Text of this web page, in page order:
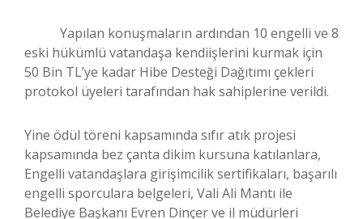
Yapılan konuşmaların ardından 10 engelli ve 8
eski hükümlü vatandaşa kendiişlerini kurmak için
50 Bin TL’ye kadar Hibe Desteği Dağıtımı çekleri
protokol üyeleri tarafından hak sahiplerine verildi.
Yine ödül töreni kapsamında sıfır atık projesi
kapsamında bez çanta dikim kursuna katılanlara,
Engelli vatandaşlara girişimcilik sertifikaları, başarılı
engelli sporculara belgeleri, Vali Ali Mantı ile
Belediye Başkanı Evren Dinçer ve il müdürleri